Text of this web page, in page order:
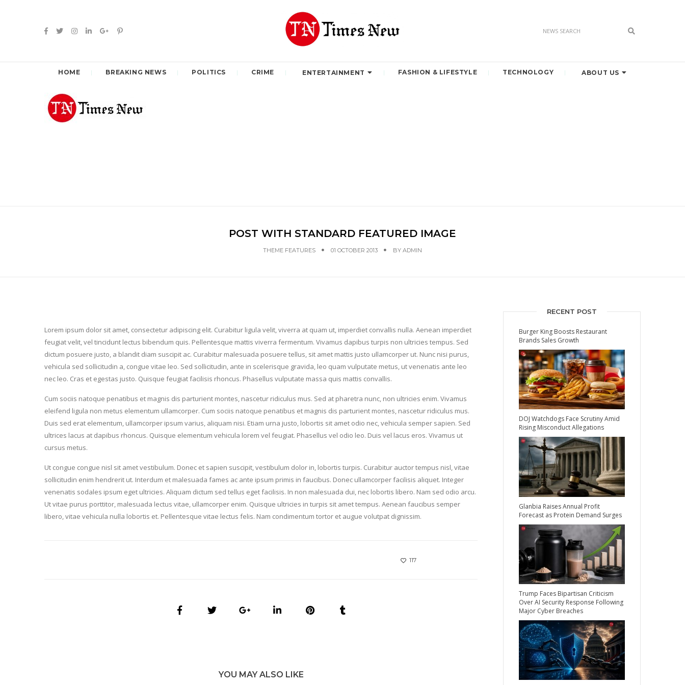
HOME BREAKING NEWS POLITICS CRIME ENTERTAINMENT FASHION & LIFESTYLE TECHNOLOGY ABOUT US
POST WITH STANDARD FEATURED IMAGE
THEME FEATURES 01 OCTOBER 2013 BY ADMIN
Lorem ipsum dolor sit amet, consectetur adipiscing elit. Curabitur ligula velit, viverra at quam ut, imperdiet convallis nulla. Aenean imperdiet
feugiat velit, vel tincidunt lectus bibendum quis. Pellentesque mattis viverra fermentum. Vivamus dapibus turpis non ultricies tempus. Sed
dictum posuere justo, a blandit diam suscipit ac. Curabitur malesuada posuere tellus, sit amet mattis justo ullamcorper ut. Nunc nisi purus,
vehicula sed sollicitudin a, congue vitae leo. Sed sollicitudin, ante in scelerisque gravida, leo quam vulputate metus, ut venenatis ante leo
nec leo. Cras et egestas justo. Quisque feugiat facilisis rhoncus. Phasellus vulputate massa quis mattis convallis.
Cum sociis natoque penatibus et magnis dis parturient montes, nascetur ridiculus mus. Sed at pharetra nunc, non ultricies enim. Vivamus
eleifend ligula non metus elementum ullamcorper. Cum sociis natoque penatibus et magnis dis parturient montes, nascetur ridiculus mus.
Duis sed erat elementum, ullamcorper ipsum varius, aliquam nisi. Etiam urna justo, lobortis sit amet odio nec, vehicula semper sapien. Sed
ultrices lacus at dapibus rhoncus. Quisque elementum vehicula lorem vel feugiat. Phasellus vel odio leo. Duis vel lacus eros. Vivamus ut
cursus metus.
Ut congue congue nisl sit amet vestibulum. Donec et sapien suscipit, vestibulum dolor in, lobortis turpis. Curabitur auctor tempus nisl, vitae
sollicitudin enim hendrerit ut. Interdum et malesuada fames ac ante ipsum primis in faucibus. Donec ullamcorper facilisis aliquet. Integer
venenatis sodales ipsum eget ultricies. Aliquam dictum sed tellus eget facilisis. In non malesuada dui, nec lobortis libero. Nam sed odio arcu.
Ut vitae purus porttitor, malesuada lectus vitae, ullamcorper enim. Quisque ultricies in turpis sit amet tempus. Aenean faucibus semper
libero, vitae vehicula nulla lobortis et. Pellentesque vitae lectus felis. Nam condimentum tortor et augue volutpat dignissim.
117
YOU MAY ALSO LIKE
RECENT POST
Burger King Boosts Restaurant
Brands Sales Growth
DOJ Watchdogs Face Scrutiny Amid
Rising Misconduct Allegations
Glanbia Raises Annual Profit
Forecast as Protein Demand Surges
Trump Faces Bipartisan Criticism
Over AI Security Response Following
Major Cyber Breaches